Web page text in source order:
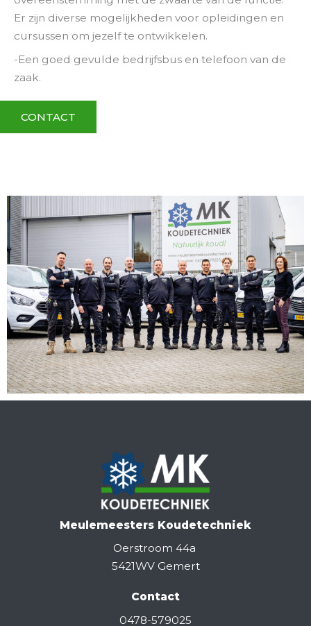
Er zijn diverse mogelijkheden voor opleidingen en
cursussen om jezelf te ontwikkelen.
-Een goed gevulde bedrijfsbus en telefoon van de
zaak.
CONTACT
Meulemeesters Koudetechniek
Oerstroom 44a
5421WV Gemert
Contact
0478-579025